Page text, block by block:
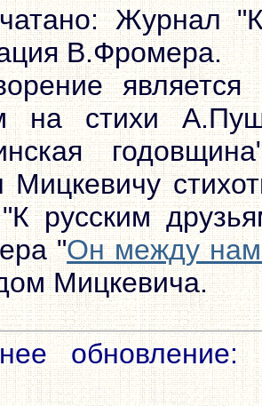
Журнал
В.Фромера.
на стихи
Мицкевичу
русским
"Он между
Мицкевича.
обновление: